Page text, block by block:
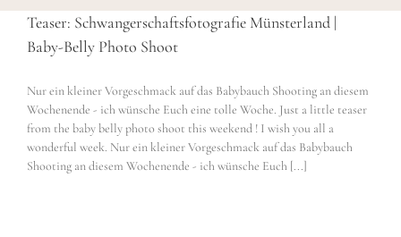
Über mich
Blog
Shop
Teaser: Schwangerschaftsfotografie Münsterland |
Baby-Belly Photo Shoot
Nur ein kleiner Vorgeschmack auf das Babybauch Shooting an diesem
Wochenende - ich wünsche Euch eine tolle Woche. Just a little teaser
from the baby belly photo shoot this weekend ! I wish you all a
wonderful week. Nur ein kleiner Vorgeschmack auf das Babybauch
Shooting an diesem Wochenende - ich wünsche Euch [...]